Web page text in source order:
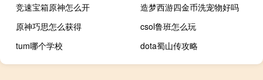
竞速宝箱原神怎么开
造梦西游四金币洗宠物好吗
原神巧思怎么获得
csol鲁班怎么玩
tum哪个学校
dota蜀山传攻略